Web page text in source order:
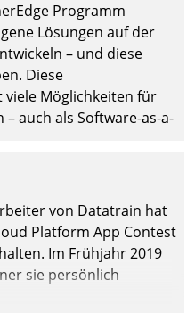
Programm
Lösungen auf der
– und diese
Diese
Möglichkeiten für
auch als Software-as-a-
von Datatrain hat
Platform App Contest
Im Frühjahr 2019
sie persönlich